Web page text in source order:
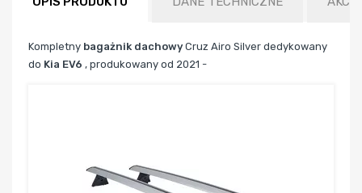
Kompletny bagażnik dachowy Cruz Airo Silver dedykowany
do Kia EV6 , produkowany od 2021 -